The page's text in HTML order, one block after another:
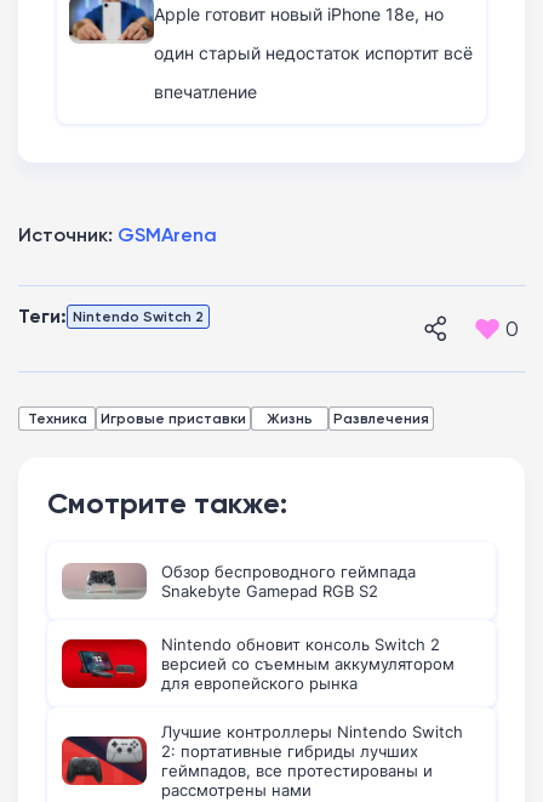
Apple готовит новый iPhone 18e, но
один старый недостаток испортит всё
впечатление
Источник: GSMArena
Теги: Nintendo Switch 2 0
Техника Игровые приставки Жизнь Развлечения
Смотрите также:
Обзор беспроводного геймпада
Snakebyte Gamepad RGB S2
Nintendo обновит консоль Switch 2
версией со съемным аккумулятором
для европейского рынка
Лучшие контроллеры Nintendo Switch
2: портативные гибриды лучших
геймпадов, все протестированы и
рассмотрены нами